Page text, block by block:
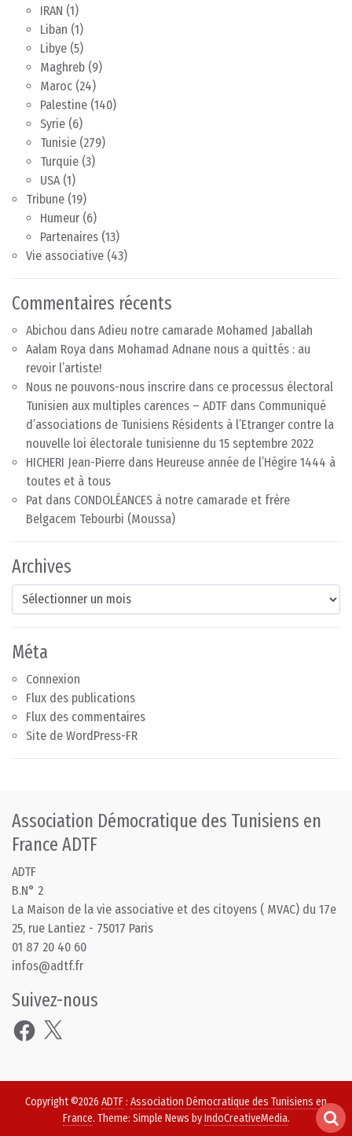
IRAN (1)
Liban (1)
Libye (5)
Maghreb (9)
Maroc (24)
Palestine (140)
Syrie (6)
Tunisie (279)
Turquie (3)
USA(1)
Tribune (19)
Humeur (6)
Partenaires (13)
Vie associative (43)
Commentaires récents
Abichou dans Adieu notre camarade Mohamed Jaballah
Aalam Roya dans Mohamad Adnane nous a quittés : au
revoir l’artiste!
Nous ne pouvons-nous inscrire dans ce processus électoral
Tunisien aux multiples carences – ADTF dans Communiqué
d’associations de Tunisiens Résidents à l’Etranger contre la
nouvelle loi électorale tunisienne du 15 septembre 2022
HICHERI Jean-Pierre dans Heureuse année de l’Hégire 1444 à
toutes et à tous
Pat dans CONDOLÉANCES à notre camarade et frère
Belgacem Tebourbi (Moussa)
Archives
Archives
Méta
Connexion
Flux des publications
Flux des commentaires
Site de WordPress-FR
Association Démocratique des Tunisiens en
France ADTF
ADTF
B.N° 2
La Maison de la vie associative et des citoyens ( MVAC) du 17e
25, rue Lantiez - 75017 Paris
01 87 20 40 60
infos@adtf.fr
Suivez-nous
Facebook
X
Copyright ©2026 ADTF: Association Démocratique des Tunisiens en
France. Theme: Simple News byIndoCreativeMedia.